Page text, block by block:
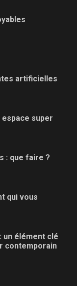
artificielles
super
: que faire ?
qui vous
un élément clé
contemporain